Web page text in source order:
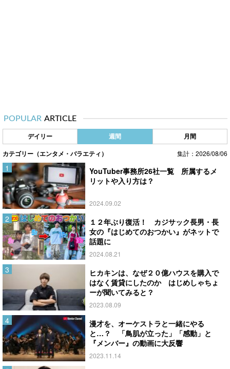
POPULAR ARTICLE
デイリー 週間 月間
カテゴリー（エンタメ・バラエティ） 集計：2026/08/06
YouTuber事務所26社一覧 所属するメ
リットや入り方は？
2024.09.02
１２年ぶり復活！ カジサック長男・長
女の『はじめてのおつかい』がネットで
話題に
2024.08.21
ヒカキンは、なぜ２０億ハウスを購入で
はなく賃貸にしたのか はじめしゃちょ
ーが聞いてみると？
2023.08.09
漫才を、オーケストラと一緒にやる
と…？ 「鳥肌が立った」「感動」と
『メンバー』の動画に大反響
2023.11.14